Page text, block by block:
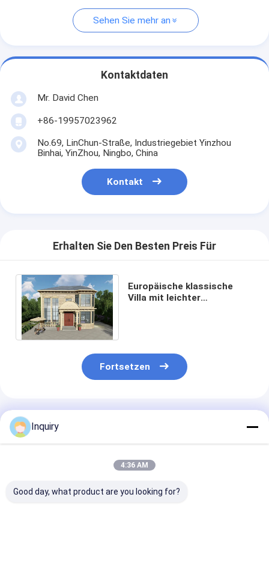
Sehen Sie mehr an
Kontaktdaten
Mr. David Chen
+86-19957023962
No.69, LinChun-Straße, Industriegebiet Yinzhou
Binhai, YinZhou, Ningbo, China
Kontakt
Erhalten Sie Den Besten Preis Für
Europäische klassische
Villa mit leichter
Fortsetzen
Empfohlene Produkte
Inquiry
4:36 AM
Good day, what product are you looking for?